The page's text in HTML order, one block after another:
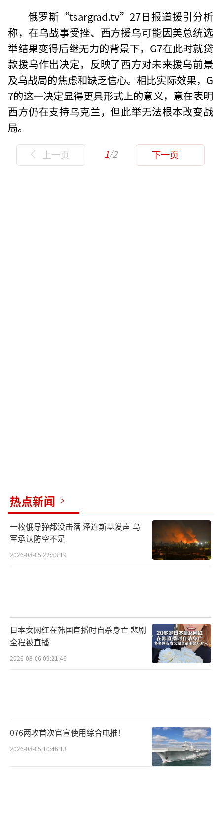
俄罗斯“tsargrad.tv”27日报道援引分析
称，在乌战事受挫、西方援乌可能因美总统选
举结果变得后继无力的背景下，G7在此时就贷
款援乌作出决定，反映了西方对未来援乌前景
及乌战局的焦虑和缺乏信心。相比实际效果，G
7的这一决定显得更具形式上的意义，意在表明
西方仍在支持乌克兰，但此举无法根本改变战
局。
上一页 1/2 下一页
热点新闻
一枚俄导弹都没击落 泽连斯基发声 乌
军承认防空不足
2026-08-05 22:53:19
日本女网红在韩国直播时自杀身亡 悲剧
全程被直播
2026-08-06 09:21:46
076两攻首次官宣使用综合电推！
2026-08-05 10:46:13